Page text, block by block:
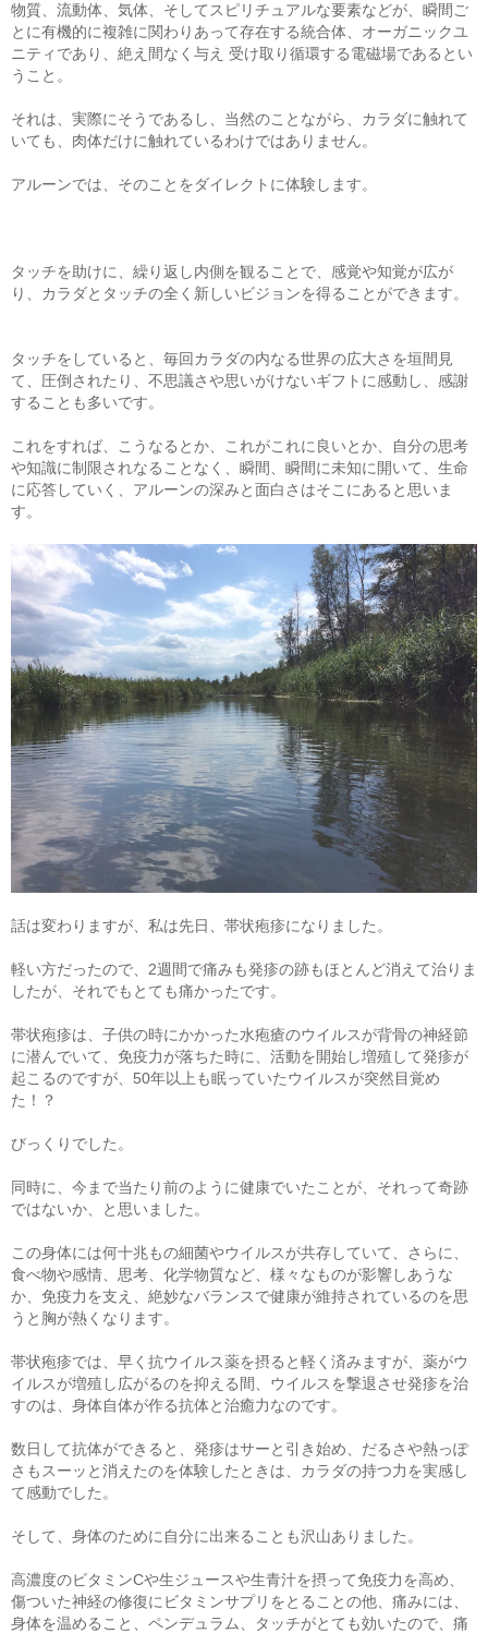
物質、流動体、気体、そしてスピリチュアルな要素などが、瞬間ご
とに有機的に複雑に関わりあって存在する統合体、オーガニックユ
ニティであり、絶え間なく与え 受け取り循環する電磁場であるとい
うこと。
それは、実際にそうであるし、当然のことながら、カラダに触れて
いても、肉体だけに触れているわけではありません。
アルーンでは、そのことをダイレクトに体験します。
タッチを助けに、繰り返し内側を観ることで、感覚や知覚が広が
り、カラダとタッチの全く新しいビジョンを得ることができます。
タッチをしていると、毎回カラダの内なる世界の広大さを垣間見
て、圧倒されたり、不思議さや思いがけないギフトに感動し、感謝
することも多いです。
これをすれば、こうなるとか、これがこれに良いとか、自分の思考
や知識に制限されなることなく、瞬間、瞬間に未知に開いて、生命
に応答していく、アルーンの深みと面白さはそこにあると思いま
す。
話は変わりますが、私は先日、帯状疱疹になりました。
軽い方だったので、2週間で痛みも発疹の跡もほとんど消えて治りま
したが、それでもとても痛かったです。
帯状疱疹は、子供の時にかかった水疱瘡のウイルスが背骨の神経節
に潜んでいて、免疫力が落ちた時に、活動を開始し増殖して発疹が
起こるのですが、50年以上も眠っていたウイルスが突然目覚め
た！？
びっくりでした。
同時に、今まで当たり前のように健康でいたことが、それって奇跡
ではないか、と思いました。
この身体には何十兆もの細菌やウイルスが共存していて、さらに、
食べ物や感情、思考、化学物質など、様々なものが影響しあうな
か、免疫力を支え、絶妙なバランスで健康が維持されているのを思
うと胸が熱くなります。
帯状疱疹では、早く抗ウイルス薬を摂ると軽く済みますが、薬がウ
イルスが増殖し広がるのを抑える間、ウイルスを撃退させ発疹を治
すのは、身体自体が作る抗体と治癒力なのです。
数日して抗体ができると、発疹はサーと引き始め、だるさや熱っぽ
さもスーッと消えたのを体験したときは、カラダの持つ力を実感し
て感動でした。
そして、身体のために自分に出来ることも沢山ありました。
高濃度のビタミンCや生ジュースや生青汁を摂って免疫力を高め、
傷ついた神経の修復にビタミンサプリをとることの他、痛みには、
身体を温めること、ペンデュラム、タッチがとても効いたので、痛